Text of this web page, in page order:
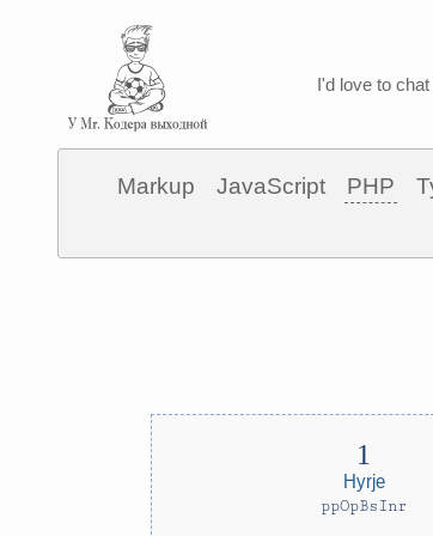
I'd love to
Markup JavaScript PHP
Hyrje
ppOpBsInr